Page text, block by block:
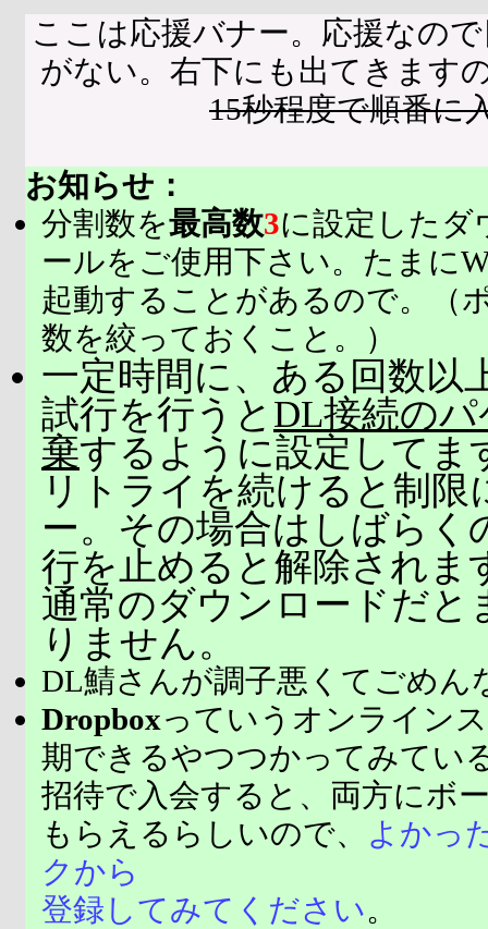
ここは応援バナー。応援なの
がない。右下にも出てきます
15秒程度で順番に
お知らせ：
分割数を最高数3に設定したダ
ールをご使用下さい。たまに
起動することがあるので。（
数を絞っておくこと。）
一定時間に、ある回数以
試行を行うと DL接続の
棄するように設定してま
リトライを続けると制限
ー。その場合はしばらく
行を止めると解除されま
通常のダウンロードだと
りません。
DL鯖さんが調子悪くてごめん
Dropboxっていうオンライン
期できるやつつかってみてい
招待で入会すると、両方にボ
もらえるらしいので、
よかっ
クから
登録してみてください。